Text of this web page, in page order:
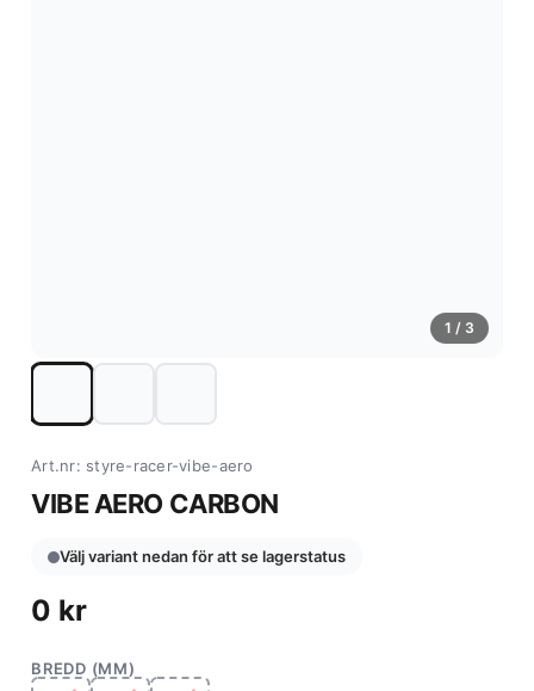
1 / 3
Art.nr: styre-racer-vibe-aero
VIBE AERO CARBON
Välj variant nedan för att se lagerstatus
0 kr
BREDD (MM)